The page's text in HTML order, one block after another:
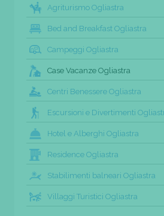
Agriturismo Ogliastra
Bed and Breakfast Ogliastra
Campeggi Ogliastra
Case Vacanze Ogliastra
Centri Benessere Ogliastra
Escursioni e Divertimenti
Hotel e Alberghi Ogliastra
Residence Ogliastra
Stabilimenti balneari Ogliastra
Villaggi Turistici Ogliastra